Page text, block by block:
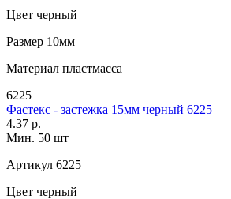
Цвет черный
Размер 10мм
Материал пластмасса
6225
Фастекс - застежка 15мм черный 6225
4.37 р.
Мин. 50 шт
Артикул 6225
Цвет черный